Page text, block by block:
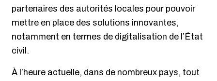
partenaires des autorités locales pour pouvoir
mettre en place des solutions innovantes,
notamment en termes de digitalisation de l’État
civil.
À l’heure actuelle, dans de nombreux pays, tout